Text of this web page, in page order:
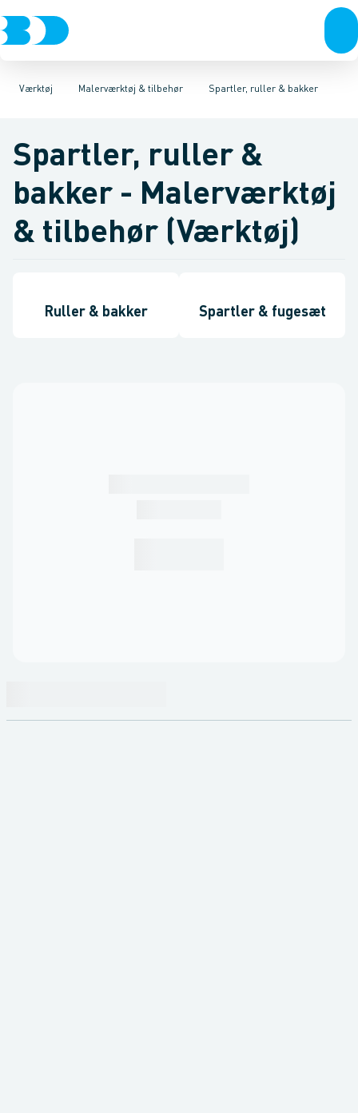
Værktøj
VVSEl-teknikKloakVandforsyning KlimaKølIndustriVærktøj
Malerværktøj & tilbehør
Akku- & elværktøjHåndværktøj RørværktøjBits & toppe
Spartler, ruller & bakker
Pensler, kalk- & syrekosteSpartler, ruller & bakker
Spartler, ruller &
bakker - Malerværktøj
& tilbehør (Værktøj)
Ruller & bakker Spartler & fugesæt